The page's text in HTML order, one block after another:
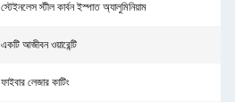
স্টেইনলেস স্টীল কার্বন ইস্পাত অ্যালুমিনিয়াম
একটি আজীবন ওয়ারেন্টি
ফাইবার লেজার কাটিং